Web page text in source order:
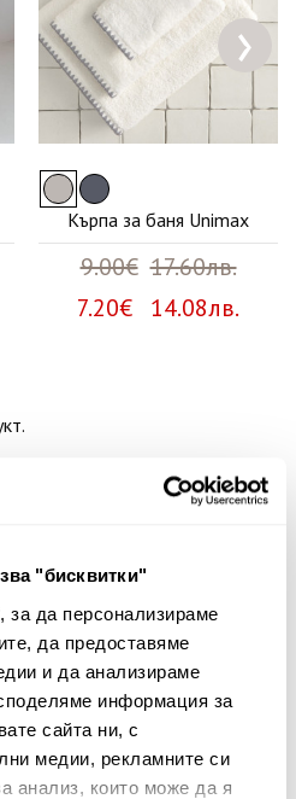
"бисквитки"
за да персонализираме
да предоставяме
и да анализираме
информация за
сайта ни, с
медии, рекламните си
анализ, които може да я
Кърпа за баня Unimax
9.00€ 17.60лв.
7.20€ 14.08лв.
›
мнение